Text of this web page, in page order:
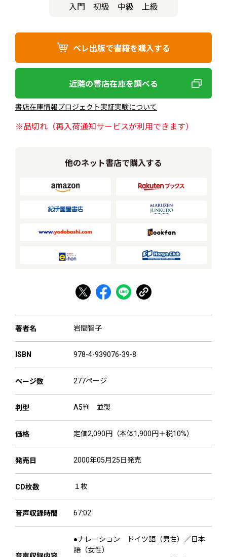
入門
初級 中級 上級
ベレ出版で書籍を購入する
近隣の書店在庫を調べる
書店在庫情報プロジェクト実証実験について
※品切れ（再入荷通知サービスが利用できます）
他のネット書店で購入する
著者名 岩間智子
ISBN 978-4-939076-39-8
ページ数 277ページ
判型 A5判 並製
価格 定価2,090円（本体1,900円＋税10%）
発売日 2000年05月25日発売
CD枚数 １枚
音声収録時間 67:02
●ナレーション ドイツ語（男性）／日本
語（女性）